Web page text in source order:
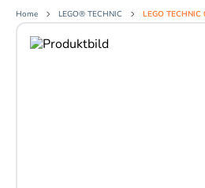
Home LEGO® TECHNIC LEGO
Aktuelles Bild: 1 von 2